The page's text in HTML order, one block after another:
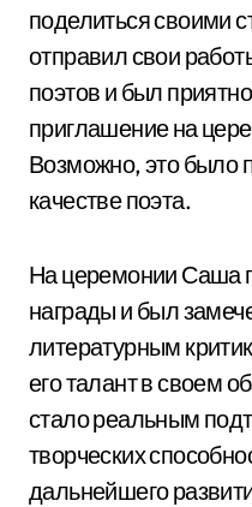
поделиться своими
отправил свои
поэтов и был
приглашение на
Возможно, это было
качестве поэта.
На церемонии Саша
награды и был
литературным
его талант в своем
стало реальным
творческих
дальнейшего